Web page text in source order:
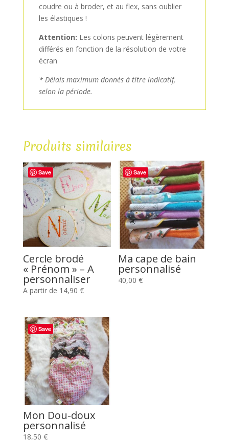
coudre ou à broder, et au flex, sans oublier
les élastiques !
Attention: Les coloris peuvent légèrement
différés en fonction de la résolution de votre
écran
* Délais maximum donnés à titre indicatif,
selon la période.
Produits similaires
Save
Cercle brodé
« Prénom » – A
personnaliser
A partir de 14,90 €
Save
Ma cape de bain
personnalisé
40,00€
Save
Mon Dou-doux
personnalisé
18,50 €